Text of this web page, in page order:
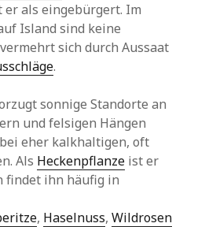
er als eingebürgert. Im
Island sind keine
sich durch Aussaat
.
sonnige Standorte an
und felsigen Hängen
eher kalkhaltigen, oft
Als Heckenpflanze ist er
findet ihn häufig in
, Haselnuss,Wildrosen